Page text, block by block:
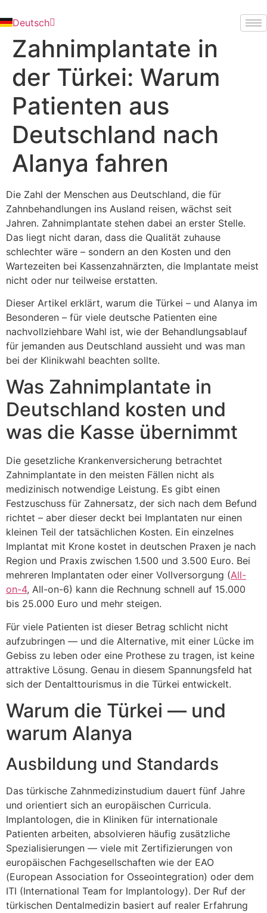
Deutsch
Русский
Zahnimplantate in
der Türkei: Warum
Patienten aus
Deutschland nach
Alanya fahren
Die Zahl der Menschen aus Deutschland, die für
Zahnbehandlungen ins Ausland reisen, wächst seit
Jahren. Zahnimplantate stehen dabei an erster Stelle.
Das liegt nicht daran, dass die Qualität zuhause
schlechter wäre – sondern an den Kosten und den
Wartezeiten bei Kassenzahnärzten, die Implantate meist
nicht oder nur teilweise erstatten.
Dieser Artikel erklärt, warum die Türkei – und Alanya im
Besonderen – für viele deutsche Patienten eine
nachvollziehbare Wahl ist, wie der Behandlungsablauf
für jemanden aus Deutschland aussieht und was man
bei der Klinikwahl beachten sollte.
Was Zahnimplantate in
Deutschland kosten und
was die Kasse übernimmt
Die gesetzliche Krankenversicherung betrachtet
Zahnimplantate in den meisten Fällen nicht als
medizinisch notwendige Leistung. Es gibt einen
Festzuschuss für Zahnersatz, der sich nach dem Befund
richtet – aber dieser deckt bei Implantaten nur einen
kleinen Teil der tatsächlichen Kosten. Ein einzelnes
Implantat mit Krone kostet in deutschen Praxen je nach
Region und Praxis zwischen 1.500 und 3.500 Euro. Bei
mehreren Implantaten oder einer Vollversorgung (All-
on-4, All-on-6) kann die Rechnung schnell auf 15.000
bis 25.000 Euro und mehr steigen.
Für viele Patienten ist dieser Betrag schlicht nicht
aufzubringen — und die Alternative, mit einer Lücke im
Gebiss zu leben oder eine Prothese zu tragen, ist keine
attraktive Lösung. Genau in diesem Spannungsfeld hat
sich der Dentalttourismus in die Türkei entwickelt.
Warum die Türkei — und
warum Alanya
Ausbildung und Standards
Das türkische Zahnmedizinstudium dauert fünf Jahre
und orientiert sich an europäischen Curricula.
Implantologen, die in Kliniken für internationale
Patienten arbeiten, absolvieren häufig zusätzliche
Spezialisierungen — viele mit Zertifizierungen von
europäischen Fachgesellschaften wie der EAO
(European Association for Osseointegration) oder dem
ITI (International Team for Implantology). Der Ruf der
türkischen Dentalmedizin basiert auf realer Erfahrung